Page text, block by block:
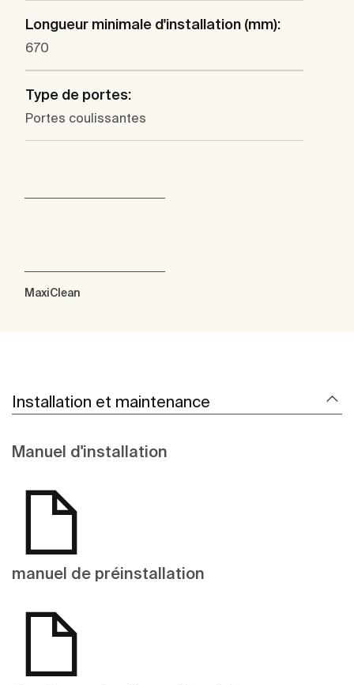
Longueur minimale d'installation (mm):
670
Type de portes:
Portes coulissantes
MaxiClean
Installation et maintenance
Manuel d'installation
manuel de préinstallation